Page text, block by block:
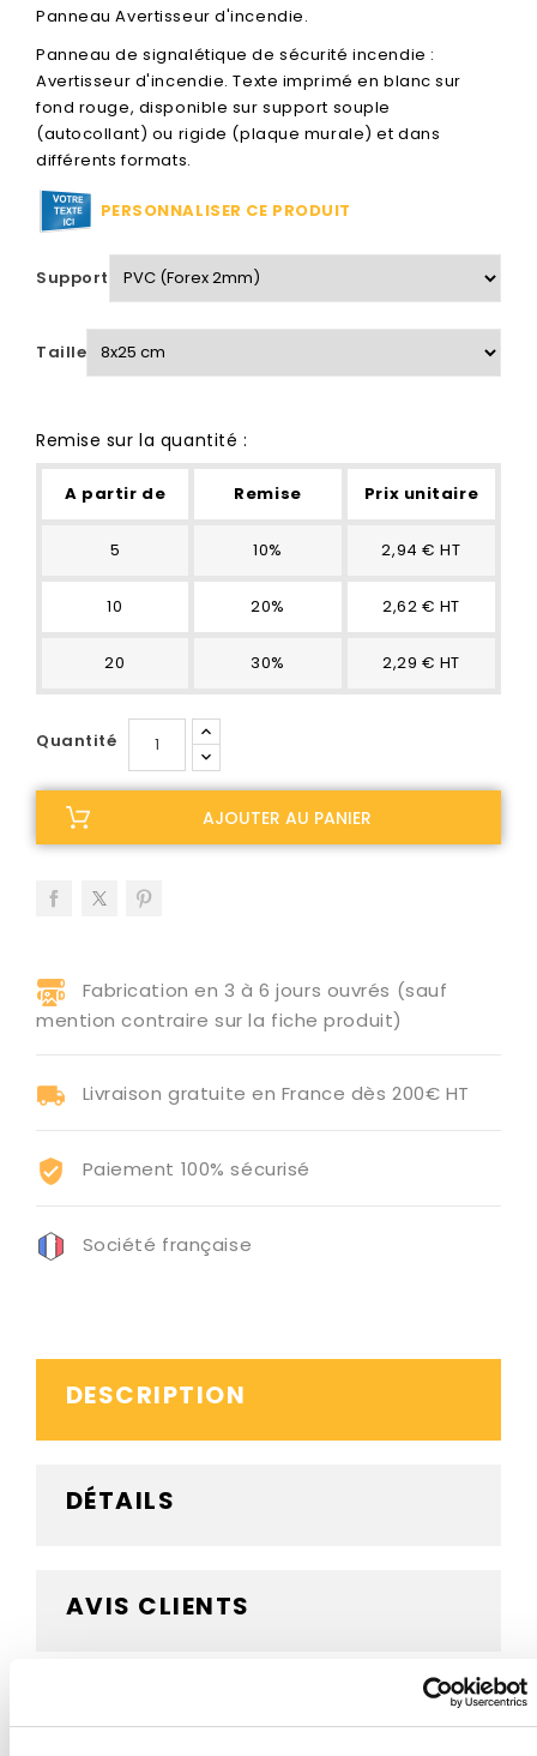
Panneau Avertisseur d'incendie.
Panneau de signalétique de sécurité incendie :
Avertisseur d'incendie. Texte imprimé en blanc sur
fond rouge, disponible sur support souple
(autocollant) ou rigide (plaque murale) et dans
différents formats.
PERSONNALISER CE PRODUIT
Support
Taille
Remise sur la quantité :
A partir de Remise Prix unitaire
5 10% 2,94 € HT
10 20% 2,62 € HT
20 30% 2,29 € HT
Quantité
AJOUTER AU PANIER
Fabrication en 3 à 6 jours ouvrés (sauf
mention contraire sur la fiche produit)
Livraison gratuite en France dès 200€ HT
Paiement 100% sécurisé
Société française
DESCRIPTION
DÉTAILS
AVIS CLIENTS